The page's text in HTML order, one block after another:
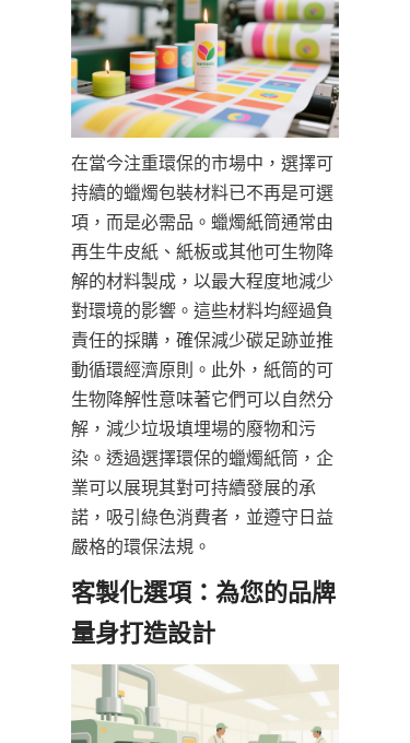
在當今注重環保的市場中，選擇可
持續的蠟燭包裝材料已不再是可選
項，而是必需品。蠟燭紙筒通常由
再生牛皮紙、紙板或其他可生物降
解的材料製成，以最大程度地減少
對環境的影響。這些材料均經過負
責任的採購，確保減少碳足跡並推
動循環經濟原則。此外，紙筒的可
生物降解性意味著它們可以自然分
解，減少垃圾填埋場的廢物和污
染。透過選擇環保的蠟燭紙筒，企
業可以展現其對可持續發展的承
諾，吸引綠色消費者，並遵守日益
嚴格的環保法規。
客製化選項：為您的品牌